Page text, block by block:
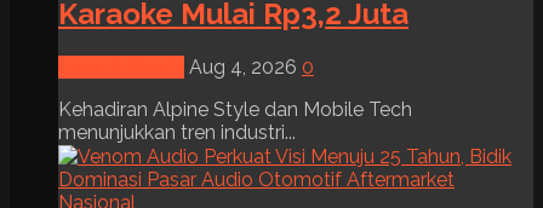
Karaoke Mulai Rp3,2 Juta
Aug 4, 2026 0
Kehadiran Alpine Style dan Mobile Tech
menunjukkan tren industri...